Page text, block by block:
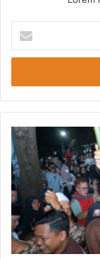
Email
Anda